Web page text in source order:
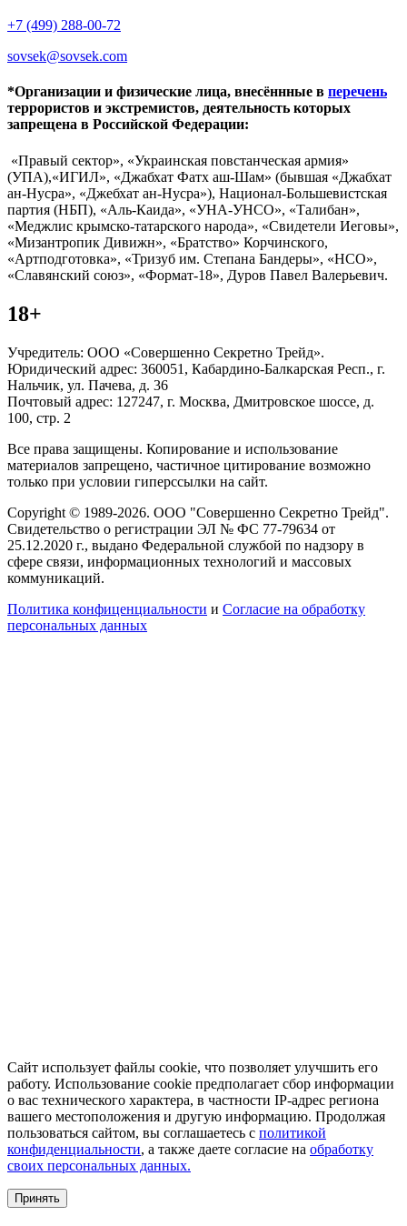
+7 (499) 288-00-72
sovsek@sovsek.com
*Организации и физические лица, внесённные в перечень
террористов и экстремистов, деятельность которых
запрещена в Российской Федерации:
«Правый сектор», «Украинская повстанческая армия»
(УПА),«ИГИЛ», «Джабхат Фатх аш-Шам» (бывшая «Джабхат
ан-Нусра», «Джебхат ан-Нусра»), Национал-Большевистская
партия (НБП), «Аль-Каида», «УНА-УНСО», «Талибан»,
«Меджлис крымско-татарского народа», «Свидетели Иеговы»,
«Мизантропик Дивижн», «Братство» Корчинского,
«Артподготовка», «Тризуб им. Степана Бандеры», «НСО»,
«Славянский союз», «Формат-18», Дуров Павел Валерьевич.
18+
Учредитель: ООО «Совершенно Секретно Трейд».
Юридический адрес: 360051, Кабардино-Балкарская Респ., г.
Нальчик, ул. Пачева, д. 36
Почтовый адрес: 127247, г. Москва, Дмитровское шоссе, д.
100, стр. 2
Все права защищены. Копирование и использование
материалов запрещено, частичное цитирование возможно
только при условии гиперссылки на сайт.
Copyright © 1989-2026. ООО "Совершенно Секретно Трейд".
Свидетельство о регистрации ЭЛ № ФС 77-79634 от
25.12.2020 г., выдано Федеральной службой по надзору в
сфере связи, информационных технологий и массовых
коммуникаций.
Политика конфиценциальности и Согласие на обработку
персональных данных
Сайт использует файлы cookie, что позволяет улучшить его
работу. Использование cookie предполагает сбор информации
о вас технического характера, в частности IP-адрес региона
вашего местоположения и другую информацию. Продолжая
пользоваться сайтом, вы соглашаетесь с политикой
конфиденциальности, а также даете согласие на обработку
своих персональных данных.
Принять